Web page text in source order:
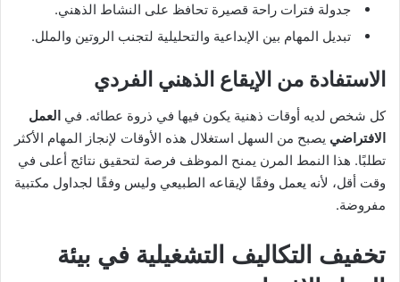
جدولة فترات راحة قصيرة تحافظ على النشاط الذهني.
تبديل المهام بين الإبداعية والتحليلية لتجنب الروتين والملل.
الاستفادة من الإيقاع الذهني الفردي
كل شخص لديه أوقات ذهنية يكون فيها في ذروة عطائه. في العمل
الافتراضي يصبح من السهل استغلال هذه الأوقات لإنجاز المهام الأكثر
تطلبًا. هذا النمط المرن يمنح الموظف فرصة لتحقيق نتائج أعلى في
وقت أقل، لأنه يعمل وفقًا لإيقاعه الطبيعي وليس وفقًا لجداول مكتبية
مفروضة.
تخفيف التكاليف التشغيلية في بيئة